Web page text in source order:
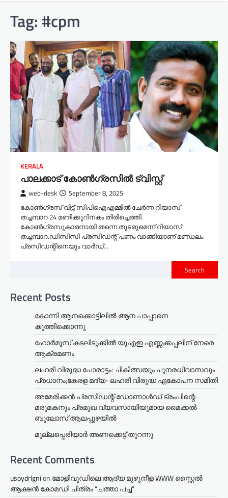
Tag:#cpm
KERALA
പാലക്കാട് കോൺഗ്രസിൽ ട്വിസ്റ്റ്
web-desk September 8, 2025
കോൺഗ്രസ് വിട്ട് സിപിഐഎമ്മില്‍ ചേര്‍ന്ന റിയാസ്
തച്ചമ്പാറ 24 മണിക്കൂറിനകം തിരിച്ചെത്തി.
കോൺഗ്രസുകാരനായി തന്നെ തുടരുമെന്ന് റിയാസ്
തച്ചമ്പാറ.ഡിസിസി പ്രസിഡന്റ് പണം വാങ്ങിയാണ് മണ്ഡലം
പ്രസിഡന്റിനെയും വാർഡ്…
Search
Recent Posts
കോന്നി ആനക്കൊട്ടിലിൽ ആന പാപ്പാനെ
കുത്തിക്കൊന്നു
ഹോർമൂസ് കടലിടുക്കിൽ യുഎഇ എണ്ണക്കപ്പലിന് നേരെ
ആക്രമണം
ലഹരി വിരുദ്ധ പോരാട്ടം: ചികിത്സയും പുനരധിവാസവും
പ്രധാനം;കേരള മദ്യ- ലഹരി വിരുദ്ധ ഏകോപന സമിതി
അമേരിക്കൻ പ്രസിഡന്റ് ഡോണാൾഡ് ട്രംപിന്റെ
മരുമകനും പ്രമുഖ വ്യവസായിയുമായ മൈക്കൽ
ബൂലോസ് ആലപ്പുഴയിൽ
മുല്ലപ്പെരിയാര്‍ അണക്കെട്ട് തുറന്നു
Recent Comments
usoydrlgnion മോളിവുഡിലെ ആദ്യ മുഴുനീള WWW സ്റ്റൈൽ
ആക്ഷൻ കോമഡി ചിത്രം “ചത്താ പച്ച”